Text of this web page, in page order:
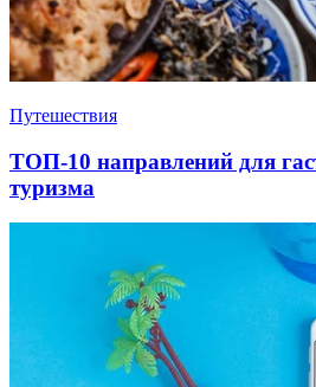
Путешествия
ТОП-10 направлений для
туризма